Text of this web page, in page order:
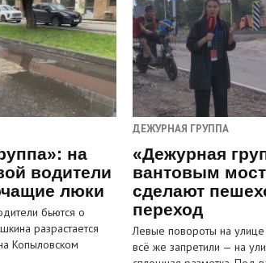
на
водители
люки
бьются о
разрастается
Копыловском
ДЕЖУРНАЯ ГРУППА
«Дежурная
вантовым
сделают
переход
Левые повороты на
всё же запретили — на